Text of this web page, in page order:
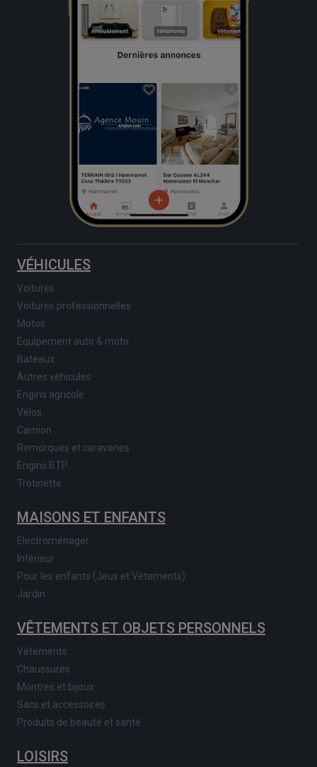
VÉHICULES
Voitures
Voitures professionnelles
Motos
Equipement auto & moto
Bateaux
Autres véhicules
Engins agricole
Vélos
Camion
Remorques et caravanes
Engins BTP
Trotinette
MAISONS ET ENFANTS
Electroménager
Intérieur
Pour les enfants (Jeux et Vêtements)
Jardin
VÊTEMENTS ET OBJETS PERSONNELS
Vêtements
Chaussures
Montres et bijoux
Sacs et accessoires
Produits de beauté et santé
LOISIRS